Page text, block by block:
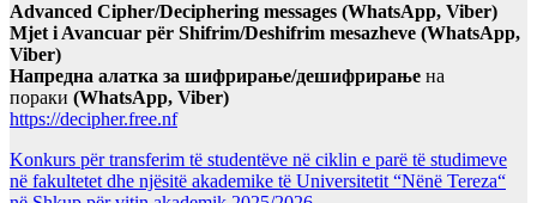
Advanced Cipher/Deciphering messages (WhatsApp, Viber)
Mjet i Avancuar për Shifrim/Deshifrim mesazheve (WhatsApp,
Viber)
Напредна алатка за шифрирање/дешифрирање на
пораки (WhatsApp, Viber)
https://decipher.free.nf
Konkurs për transferim të studentëve në ciklin e parë të studimeve
në fakultetet dhe njësitë akademike të Universitetit “Nënë Tereza“